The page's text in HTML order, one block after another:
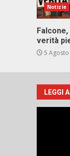
Notizie
verità
5
LEGGI